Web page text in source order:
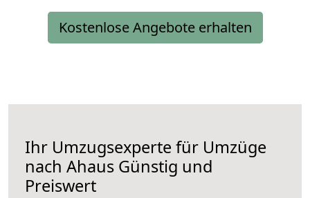
Kostenlose Angebote erhalten
Ihr Umzugsexperte für Umzüge
nach Ahaus Günstig und
Preiswert